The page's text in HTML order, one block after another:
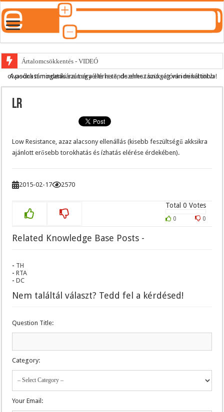
Ártalomcsökkentés - VIDEÓ
E-cigi használati szokások 2.0
Párásító podcast lejátszási lista
A podcast mindenki számára elérhető, de ehhez szükség van minél több olvasónk támogatására.Legyél te is rendszeres támogatónk ide kattintva!
LR
Low Resistance, azaz alacsony ellenállás (kisebb feszültségű akksikra
ajánlott erősebb torokhatás és ízhatás elérése érdekében).
2015-02-17 2570
Total 0 Votes
0 0
Related Knowledge Base Posts -
TH
RTA
DC
Nem találtál választ? Tedd fel a kérdésed!
Question Title:
Category:
Your Email: